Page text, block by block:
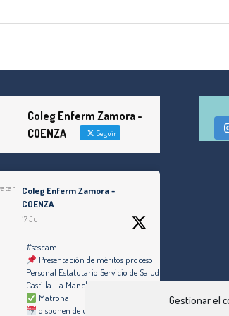
Gestionar el
Coleg Enferm Zamora -
COENZA
Seguir
Coleg Enferm Zamora -
COENZA
17 Jul
#sescam
Presentación de méritos proceso
Personal Estatutario Servicio de Salud de
Castilla-La Mancha
Matrona
disponen de un plazo de diez días hábiles,